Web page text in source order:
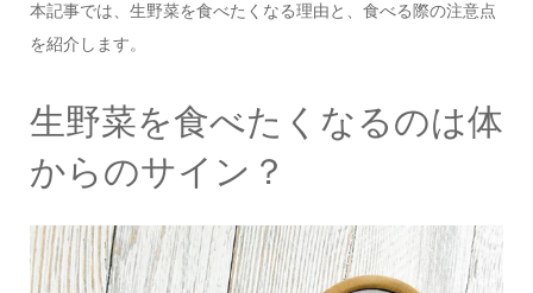
本記事では、生野菜を食べたくなる理由と、食べる際の注意点
を紹介します。
生野菜を食べたくなるのは体
からのサイン？